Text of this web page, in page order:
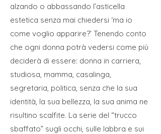
alzando o abbassando l’asticella
estetica senza mai chiedersi ‘ma io
come voglio apparire?’ Tenendo conto
che ogni donna potrà vedersi come più
deciderà di essere: donna in carriera,
studiosa, mamma, casalinga,
segretaria, politica, senza che la sua
identità, la sua bellezza, la sua anima ne
risultino scalfite. La serie del “trucco
sbaffato” sugli occhi, sulle labbra e sui